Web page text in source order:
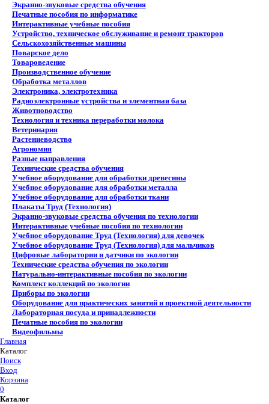
Экранно-звуковые средства обучения
Печатные пособия по информатике
Интерактивные учебные пособия
Устройство, техническое обслуживание и ремонт тракторов
Сельскохозяйственные машины
Поварское дело
Товароведение
Производственное обучение
Обработка металлов
Электроника, электротехника
Радиоэлектронные устройства и элементная база
Животноводство
Технология и техника переработки молока
Ветеринария
Растениеводство
Агрономия
Разные направления
Технические средства обучения
Учебное оборудование для обработки древесины
Учебное оборудование для обработки металла
Учебное оборудование для обработки ткани
Плакаты Труд (Технология)
Экранно-звуковые средства обучения по технологии
Интерактивные учебные пособия по технологии
Учебное оборудование Труд (Технология) для девочек
Учебное оборудование Труд (Технология) для мальчиков
Цифровые лаборатории и датчики по экологии
Технические средства обучения по экологии
Натурально-интерактивные пособия по экологии
Комплект коллекций по экологии
Приборы по экологии
Оборудование для практических занятий и проектной деятельности
Лабораторная посуда и принадлежности
Печатные пособия по экологии
Видеофильмы
Главная
Каталог
Поиск
Вход
Корзина
0
Каталог